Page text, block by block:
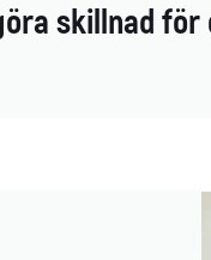
skillnad för